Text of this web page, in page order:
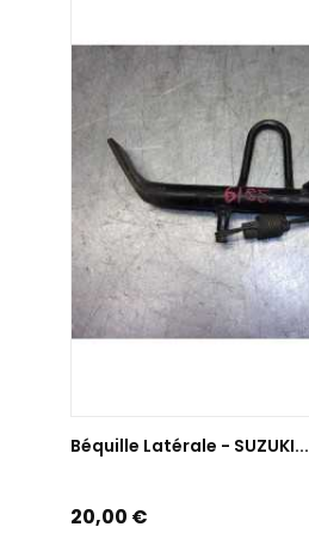
Béquille Latérale - SUZUKI...
Prix
20,00 €